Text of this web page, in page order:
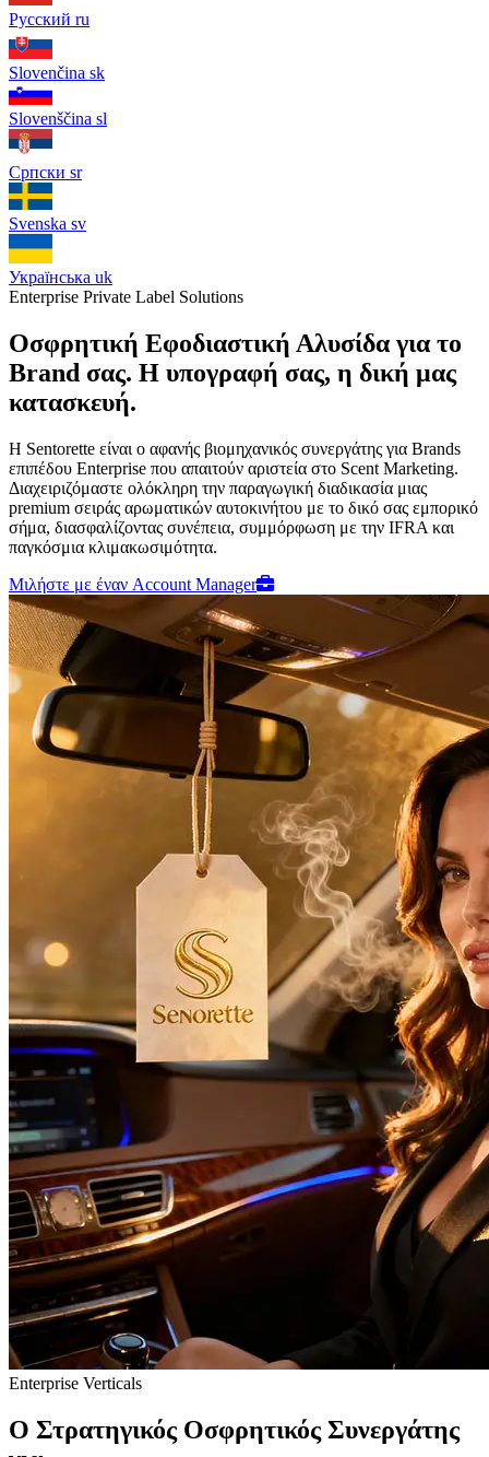
Русский ru
Slovenčina sk
Slovenščina sl
Српски sr
Svenska sv
Українська uk
Enterprise Private Label Solutions
Οσφρητική Εφοδιαστική Αλυσίδα για το
Brand σας. Η υπογραφή σας, η δική μας
κατασκευή.
Η Sentorette είναι ο αφανής βιομηχανικός συνεργάτης για Brands
επιπέδου Enterprise που απαιτούν αριστεία στο Scent Marketing.
Διαχειριζόμαστε ολόκληρη την παραγωγική διαδικασία μιας
premium σειράς αρωματικών αυτοκινήτου με το δικό σας εμπορικό
σήμα, διασφαλίζοντας συνέπεια, συμμόρφωση με την IFRA και
παγκόσμια κλιμακωσιμότητα.
Μιλήστε με έναν Account Manager
Enterprise Verticals
Ο Στρατηγικός Οσφρητικός Συνεργάτης